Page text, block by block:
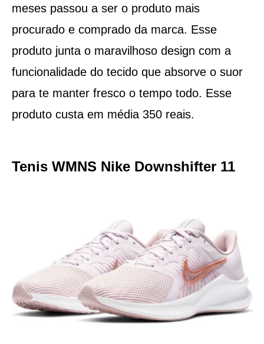
meses passou a ser o produto mais
procurado e comprado da marca. Esse
produto junta o maravilhoso design com a
funcionalidade do tecido que absorve o suor
para te manter fresco o tempo todo. Esse
produto custa em média 350 reais.
Tenis WMNS Nike Downshifter 11